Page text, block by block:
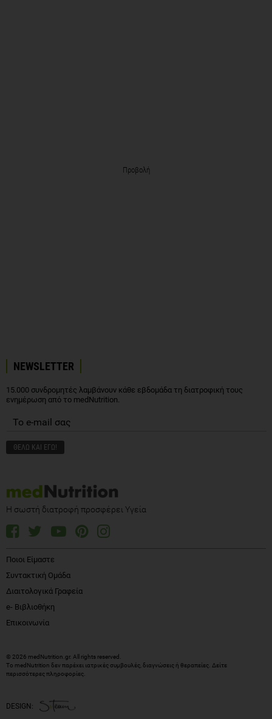
Προβολή
NEWSLETTER
15.000 συνδρομητές λαμβάνουν κάθε εβδομάδα τη διατροφική τους
ενημέρωση από το medNutrition.
Η σωστή διατροφή προσφέρει Υγεία
Ποιοι Είμαστε
Συντακτική Ομάδα
Διαιτολογικά Γραφεία
e- Βιβλιοθήκη
Επικοινωνία
© 2026 medNutrition.gr. All rights reserved.
Το medNutrition δεν παρέχει ιατρικές συμβουλές, διαγνώσεις ή θεραπείες. Δείτε
περισσότερες πληροφορίες.
DESIGN: